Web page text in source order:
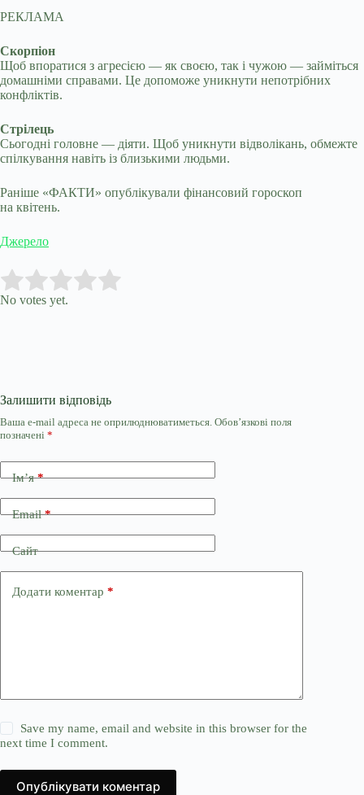
РЕКЛАМА
Скорпіон
Щоб впоратися з агресією — як своєю, так і чужою — займіться
домашніми справами. Це допоможе уникнути непотрібних
конфліктів.
Стрілець
Сьогодні головне — діяти. Щоб уникнути відволікань, обмежте
спілкування навіть із близькими людьми.
Раніше «ФАКТИ» опублікували фінансовий гороскоп
на квітень.
Джерело
Rate this item:
No votes yet.
Залишити відповідь
Ваша e-mail адреса не оприлюднюватиметься. Обов’язкові поля
позначені *
Ім’я*
Email*
Сайт
Додати коментар *
Save my name, email and website in this browser for the
next time I comment.
Опублікувати коментар